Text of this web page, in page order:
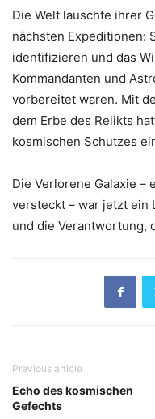
Die Welt lauschte ihrer
nächsten Expeditionen:
identifizieren und das
Kommandanten und
vorbereitet waren. Mit
dem Erbe des Relikts
kosmischen Schutzes
Die Verlorene Galaxie –
versteckt – war jetzt ein
und die Verantwortung,
Previous article
Echo des kosmischen
Gefechts